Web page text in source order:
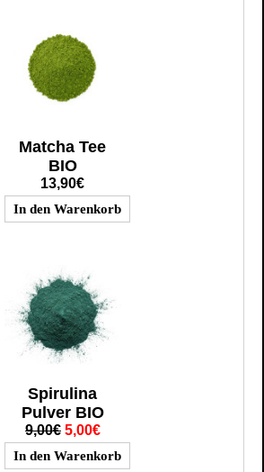
Matcha Tee
BIO
13,90€
Spirulina
Pulver BIO
9,00€ 5,00€